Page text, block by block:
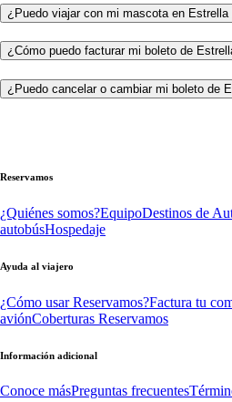
¿Puedo viajar con mi mascota en
¿Cómo puedo facturar mi boleto de
¿Puedo cancelar o cambiar mi boleto de
Reservamos
¿Quiénes somos?EquipoDestinos de
autobúsHospedaje
Ayuda al viajero
¿Cómo usar Reservamos?Factura tu
aviónCoberturas Reservamos
Información adicional
Conoce másPreguntas frecuentes